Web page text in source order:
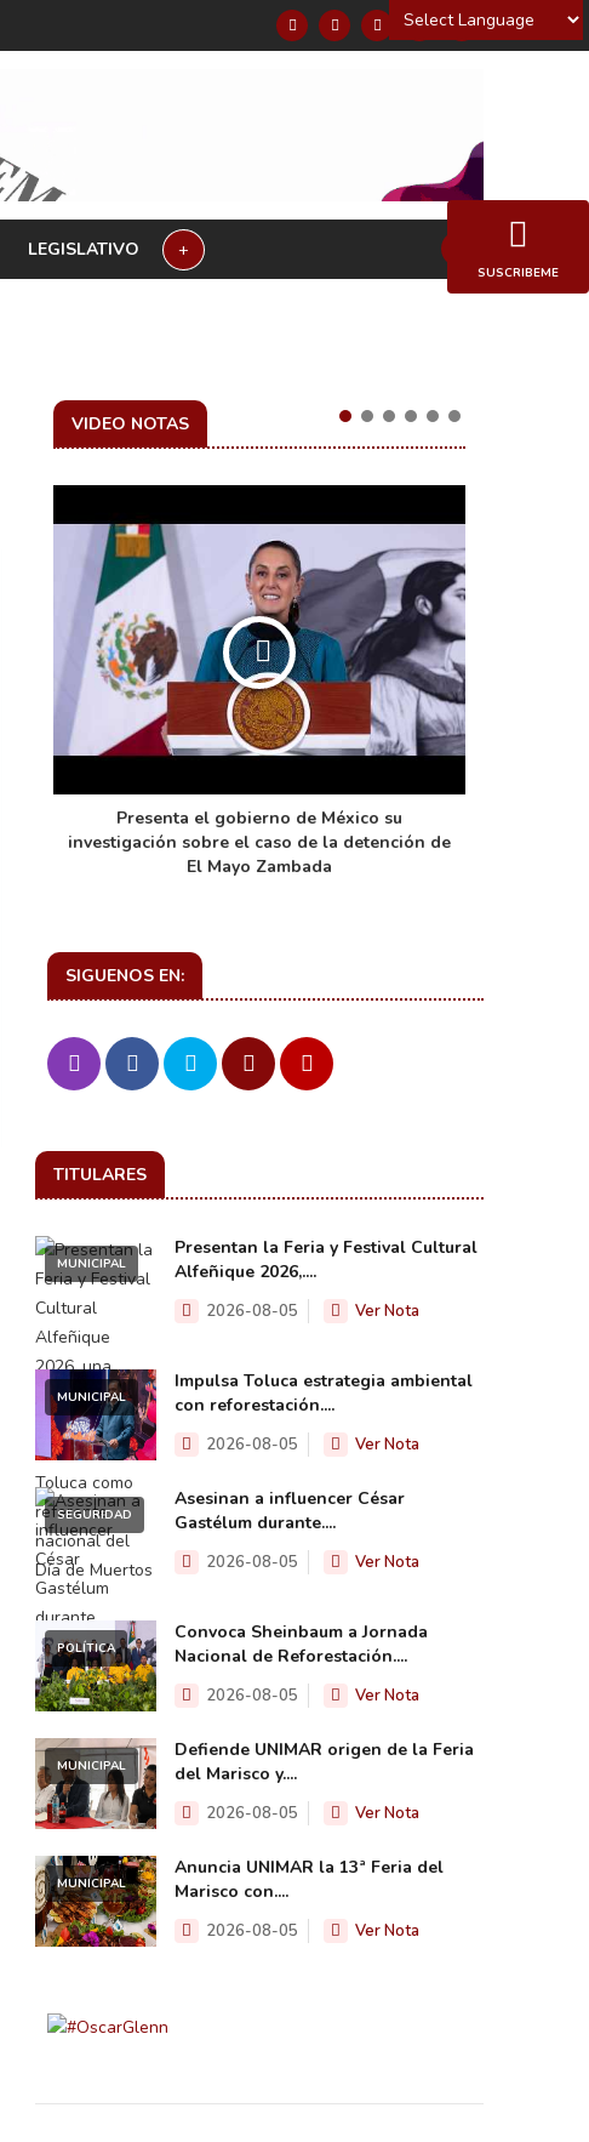
Powered by
LEGISLATIVO +
VIDEO NOTAS
Presenta el gobierno de México su
investigación sobre el caso de la detención de
El Mayo Zambada
SIGUENOS EN:
TITULARES
MUNICIPAL
Presentan la Feria y Festival Cultural
Alfeñique 2026,....
2026-08-05 Ver Nota
MUNICIPAL
Impulsa Toluca estrategia ambiental
con reforestación....
2026-08-05 Ver Nota
SEGURIDAD
Asesinan a influencer César
Gastélum durante....
2026-08-05 Ver Nota
POLÍTICA
Convoca Sheinbaum a Jornada
Nacional de Reforestación....
2026-08-05 Ver Nota
MUNICIPAL
Defiende UNIMAR origen de la Feria
del Marisco y....
2026-08-05 Ver Nota
MUNICIPAL
Anuncia UNIMAR la 13ª Feria del
Marisco con....
2026-08-05 Ver Nota
SUSCRIBEME